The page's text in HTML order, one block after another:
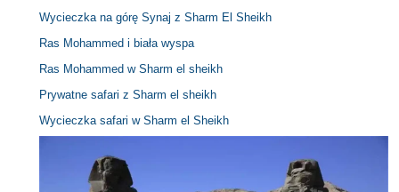
Wycieczka na górę Synaj z Sharm El Sheikh
Ras Mohammed i biała wyspa
Ras Mohammed w Sharm el sheikh
Prywatne safari z Sharm el sheikh
Wycieczka safari w Sharm el Sheikh